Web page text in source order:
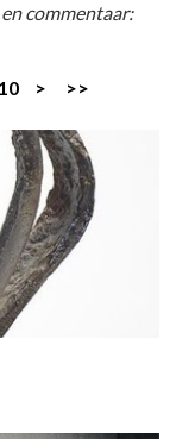
commentaar:
10 > >>